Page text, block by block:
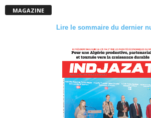
MAGAZINE
Lire le sommaire du dernier